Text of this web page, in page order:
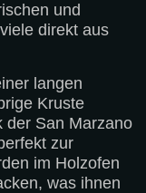
und
direkt aus
langen
Kruste
der San Marzano
zur
im Holzofen
was ihnen